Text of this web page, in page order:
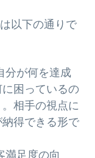
以下の通りで
分が何を達成
困っているの
相手の視点に
得できる形で
満足度の向